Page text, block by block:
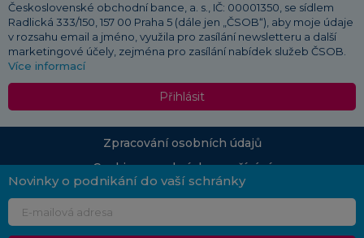
Československé obchodní bance, a. s., IČ: 00001350, se sídlem
Radlická 333/150, 157 00 Praha 5 (dále jen „ČSOB“), aby moje údaje
v rozsahu email a jméno, využila pro zasílání newsletteru a další
marketingové účely, zejména pro zasílání nabídek služeb ČSOB.
Více informací
Přihlásit
Zpracování osobních údajů
Cookies a podmínky používání
Průvodce podnikáním | Vydává: Československá obchodní banka, a. s., Radlická 333/150,
Novinky o podnikání do vaší schránky